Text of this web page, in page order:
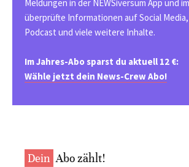
Meldungen in der NEWSiversum App und
überprüfte Informationen auf Social Media,
Podcast und viele weitere Inhalte.
Im Jahres-Abo sparst du aktuell 12 €:
Wähle jetzt dein News-Crew Abo!
Dein Abo zählt!